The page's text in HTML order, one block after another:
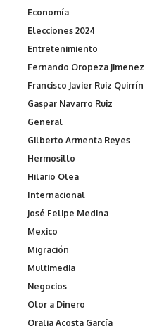
Economía
Elecciones 2024
Entretenimiento
Fernando Oropeza Jimenez
Francisco Javier Ruiz Quirrín
Gaspar Navarro Ruiz
General
Gilberto Armenta Reyes
Hermosillo
Hilario Olea
Internacional
José Felipe Medina
Mexico
Migración
Multimedia
Negocios
Olor a Dinero
Oralia Acosta García